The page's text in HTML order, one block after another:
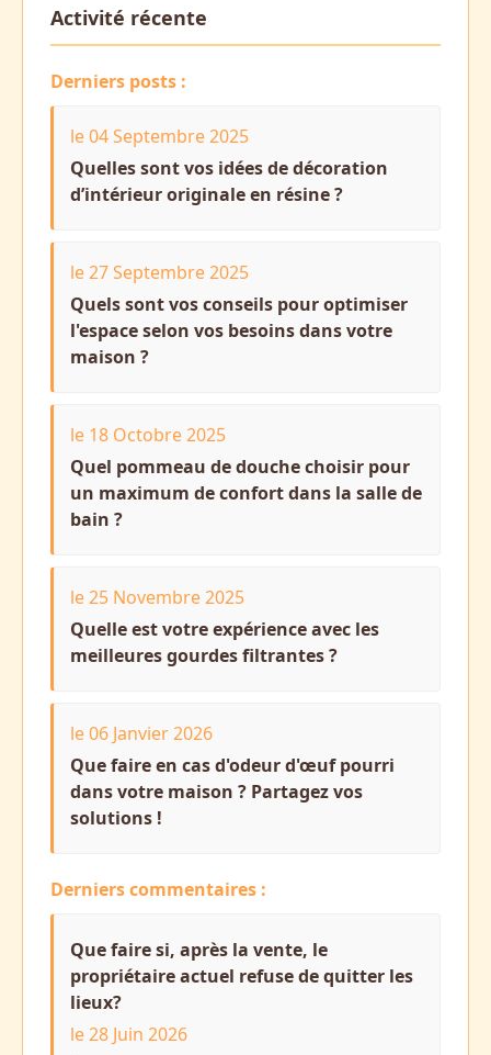
Activité récente
Derniers posts :
le 04 Septembre 2025
Quelles sont vos idées de décoration
d’intérieur originale en résine ?
le 27 Septembre 2025
Quels sont vos conseils pour optimiser
l'espace selon vos besoins dans votre
maison ?
le 18 Octobre 2025
Quel pommeau de douche choisir pour
un maximum de confort dans la salle de
bain ?
le 25 Novembre 2025
Quelle est votre expérience avec les
meilleures gourdes filtrantes ?
le 06 Janvier 2026
Que faire en cas d'odeur d'œuf pourri
dans votre maison ? Partagez vos
solutions !
Derniers commentaires :
Que faire si, après la vente, le
propriétaire actuel refuse de quitter les
lieux?
le 28 Juin 2026